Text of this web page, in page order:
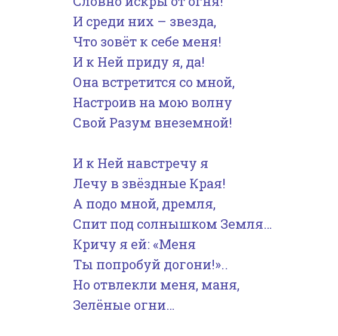
И среди них – звезда,
Что зовёт к себе меня!
И к Ней приду я, да!
Она встретится со мной,
Настроив на мою волну
Свой Разум внеземной!
И к Ней навстречу я
Лечу в звёздные Края!
А подо мной, дремля,
Спит под солнышком Земля…
Кричу я ей: «Меня
Ты попробуй догони!»..
Но отвлекли меня, маня,
Зелёные огни…